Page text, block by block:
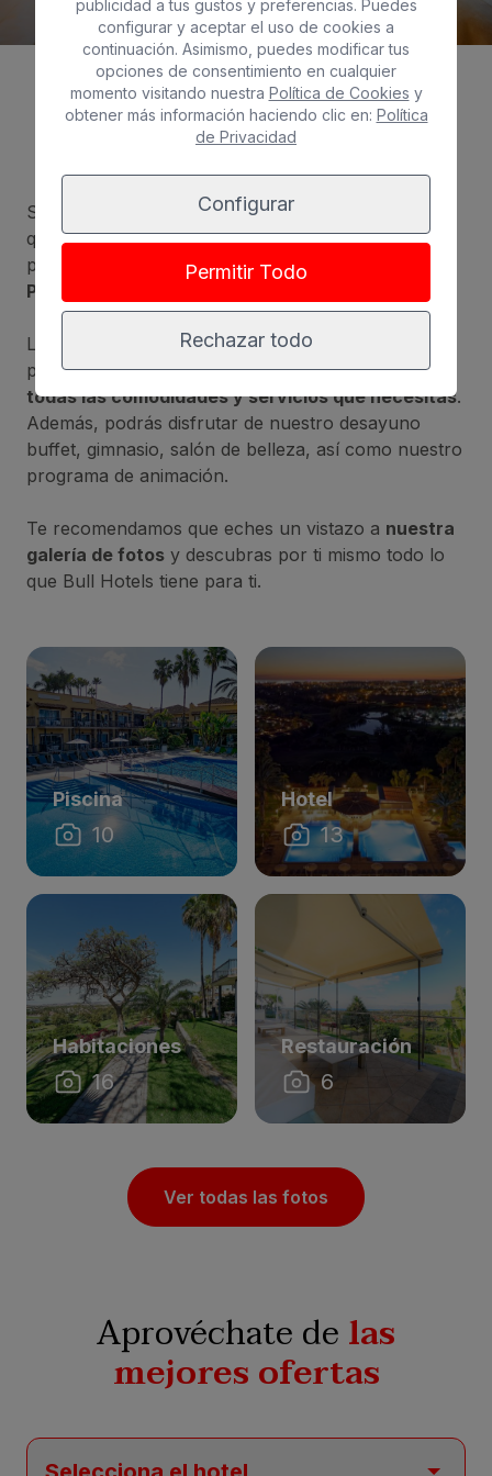
Galería
Si te ha gustado nuestro servicio de DayPass,
quizás te interese conocer nuestras ofertas y
promociones para alojarte ennuestros hoteles de
Playa del Inglés
Las habitaciones de nuestros complejos destacan
por su amplitud y confortabilidad,disponen de
todas las comodidades y servicios que necesitas.
Además, podrás disfrutar de nuestro desayuno
buffet, gimnasio, salón de belleza, así como nuestro
programa de animación.
Te recomendamos que eches un vistazo a nuestra
galería de fotos y descubras por ti mismo todo lo
que Bull Hotels tiene para ti.
Piscina
10
Hotel
13
Habitaciones
16
Restauración
6
Ver todas las fotos
Aprovéchate delas
mejores ofertas
publicidad a tus gustos y preferencias. Puedes
configurar y aceptar el uso de cookies a
continuación. Asimismo, puedes modificar tus
opciones de consentimiento en cualquier
momento visitando nuestra Política de Cookies y
obtener más información haciendo clic en: Política
de Privacidad
Configurar
Permitir Todo
Rechazar todo